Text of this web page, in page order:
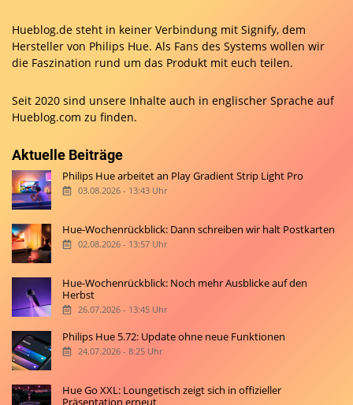
Hueblog.de steht in keiner Verbindung mit Signify, dem
Hersteller von Philips Hue. Als Fans des Systems wollen wir
die Faszination rund um das Produkt mit euch teilen.
Seit 2020 sind unsere Inhalte auch in englischer Sprache auf
Hueblog.com zu finden.
Aktuelle Beiträge
Philips Hue arbeitet an Play Gradient Strip Light Pro
03.08.2026 - 13:43 Uhr
Hue-Wochenrückblick: Dann schreiben wir halt Postkarten
02.08.2026 - 13:57 Uhr
Hue-Wochenrückblick: Noch mehr Ausblicke auf den
Herbst
26.07.2026 - 13:45 Uhr
Philips Hue 5.72: Update ohne neue Funktionen
24.07.2026 - 8:25 Uhr
Hue Go XXL: Loungetisch zeigt sich in offizieller
Präsentation erneut